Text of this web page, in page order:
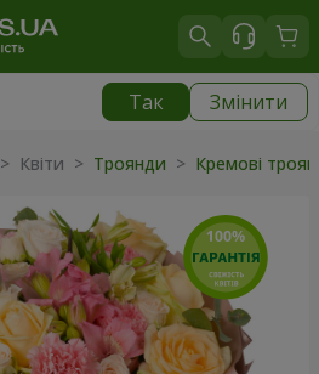
Так Змінити
> Квіти > Троянди > Кремові